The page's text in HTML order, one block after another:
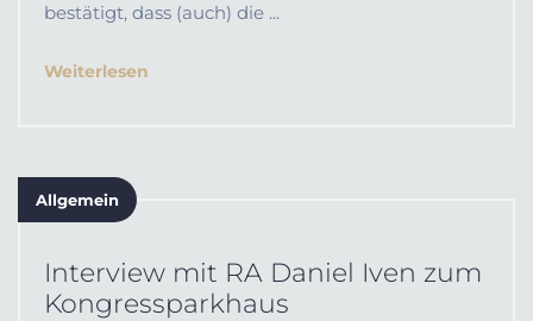
bestätigt, dass (auch) die ...
Weiterlesen
Allgemein
Interview mit RA Daniel Iven zum
Kongressparkhaus